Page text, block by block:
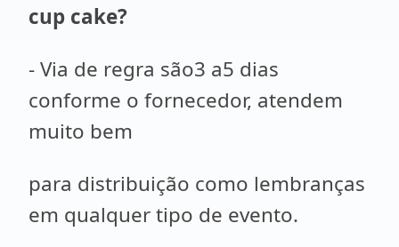
cup cake?
- Via de regra são3 a5 dias
conforme o fornecedor, atendem
muito bem
para distribuição como lembranças
em qualquer tipo de evento.